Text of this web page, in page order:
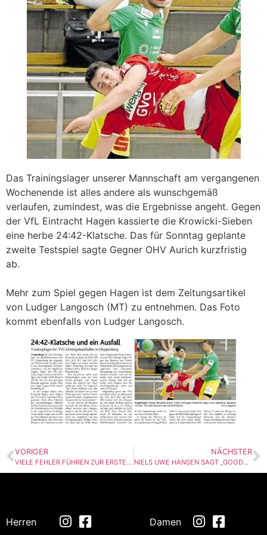
Das Trainingslager unserer Mannschaft am vergangenen
Wochenende ist alles andere als wunschgemäß
verlaufen, zumindest, was die Ergebnisse angeht. Gegen
der VfL Eintracht Hagen kassierte die Krowicki-Sieben
eine herbe 24:42-Klatsche. Das für Sonntag geplante
zweite Testspiel sagte Gegner OHV Aurich kurzfristig
ab.
Mehr zum Spiel gegen Hagen ist dem Zeitungsartikel
von Ludger Langosch (MT) zu entnehmen. Das Foto
kommt ebenfalls von Ludger Langosch.
VORIGER
VIELE FEHLER FÜHREN ZUR ERSTEN TESTSPIELNIEDERLAGE
NÄCHSTER
NIELS UWE HANSEN SAGT „GOODBYE“
Herren Damen